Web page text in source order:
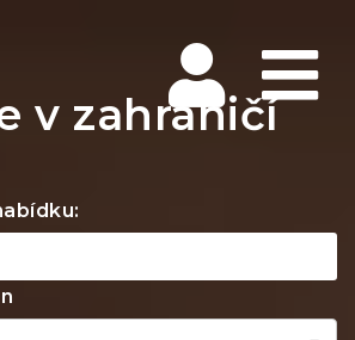
v zahraničí